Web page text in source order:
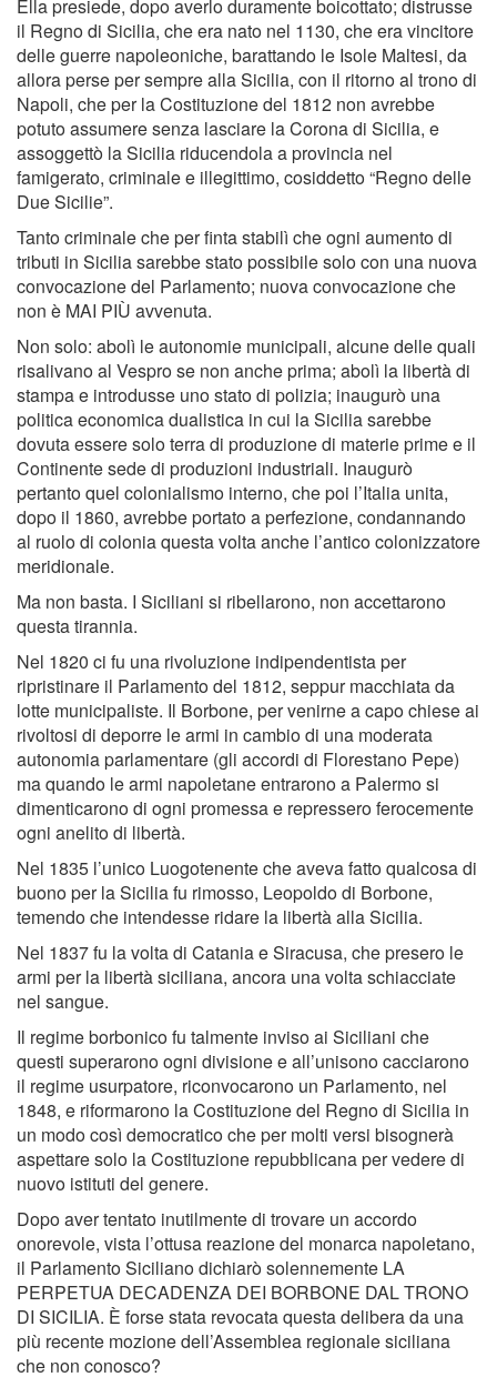
Ella presiede, dopo averlo duramente boicottato; distrusse
il Regno di Sicilia, che era nato nel 1130, che era vincitore
delle guerre napoleoniche, barattando le Isole Maltesi, da
allora perse per sempre alla Sicilia, con il ritorno al trono di
Napoli, che per la Costituzione del 1812 non avrebbe
potuto assumere senza lasciare la Corona di Sicilia, e
assoggettò la Sicilia riducendola a provincia nel
famigerato, criminale e illegittimo, cosiddetto “Regno delle
Due Sicilie”.
Tanto criminale che per finta stabilì che ogni aumento di
tributi in Sicilia sarebbe stato possibile solo con una nuova
convocazione del Parlamento; nuova convocazione che
non è MAI PIÙ avvenuta.
Non solo: abolì le autonomie municipali, alcune delle quali
risalivano al Vespro se non anche prima; abolì la libertà di
stampa e introdusse uno stato di polizia; inaugurò una
politica economica dualistica in cui la Sicilia sarebbe
dovuta essere solo terra di produzione di materie prime e il
Continente sede di produzioni industriali. Inaugurò
pertanto quel colonialismo interno, che poi l’Italia unita,
dopo il 1860, avrebbe portato a perfezione, condannando
al ruolo di colonia questa volta anche l’antico colonizzatore
meridionale.
Ma non basta. I Siciliani si ribellarono, non accettarono
questa tirannia.
Nel 1820 ci fu una rivoluzione indipendentista per
ripristinare il Parlamento del 1812, seppur macchiata da
lotte municipaliste. Il Borbone, per venirne a capo chiese ai
rivoltosi di deporre le armi in cambio di una moderata
autonomia parlamentare (gli accordi di Florestano Pepe)
ma quando le armi napoletane entrarono a Palermo si
dimenticarono di ogni promessa e repressero ferocemente
ogni anelito di libertà.
Nel 1835 l’unico Luogotenente che aveva fatto qualcosa di
buono per la Sicilia fu rimosso, Leopoldo di Borbone,
temendo che intendesse ridare la libertà alla Sicilia.
Nel 1837 fu la volta di Catania e Siracusa, che presero le
armi per la libertà siciliana, ancora una volta schiacciate
nel sangue.
Il regime borbonico fu talmente inviso ai Siciliani che
questi superarono ogni divisione e all’unisono cacciarono
il regime usurpatore, riconvocarono un Parlamento, nel
1848, e riformarono la Costituzione del Regno di Sicilia in
un modo così democratico che per molti versi bisognerà
aspettare solo la Costituzione repubblicana per vedere di
nuovo istituti del genere.
Dopo aver tentato inutilmente di trovare un accordo
onorevole, vista l’ottusa reazione del monarca napoletano,
il Parlamento Siciliano dichiarò solennemente LA
PERPETUA DECADENZA DEI BORBONE DAL TRONO
DI SICILIA. È forse stata revocata questa delibera da una
più recente mozione dell’Assemblea regionale siciliana
che non conosco?